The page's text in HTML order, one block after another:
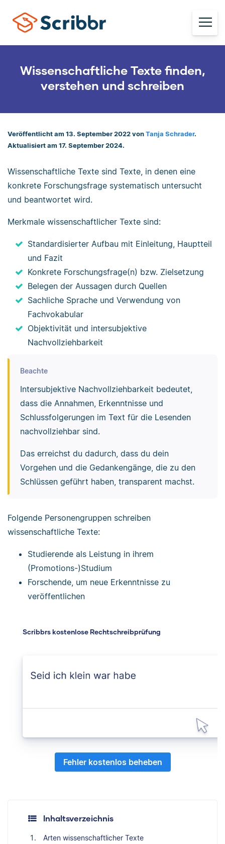
Wissenschaftliche Texte finden,
verstehen und schreiben
Veröffentlicht am 13. September 2022 von Tanja Schrader.
Aktualisiert am 17. September 2024.
Wissenschaftliche Texte sind Texte, in denen eine
konkrete Forschungsfrage systematisch untersucht
und beantwortet wird.
Merkmale wissenschaftlicher Texte sind:
Standardisierter Aufbau mit Einleitung, Hauptteil
und Fazit
Konkrete Forschungsfrage(n) bzw. Zielsetzung
Belegen der Aussagen durch Quellen
Sachliche Sprache und Verwendung von
Fachvokabular
Objektivität und intersubjektive
Nachvollziehbarkeit
Beachte
Intersubjektive Nachvollziehbarkeit bedeutet,
dass die Annahmen, Erkenntnisse und
Schlussfolgerungen im Text für die Lesenden
nachvollziehbar sind.
Das erreichst du dadurch, dass du dein
Vorgehen und die Gedankengänge, die zu den
Schlüssen geführt haben, transparent machst.
Folgende Personengruppen schreiben
wissenschaftliche Texte:
Studierende als Leistung in ihrem
(Promotions-)Studium
Forschende, um neue Erkenntnisse zu
veröffentlichen
Scribbrs kostenlose Rechtschreibprüfung
Fehler kostenlos beheben
Inhaltsverzeichnis
Arten wissenschaftlicher Texte